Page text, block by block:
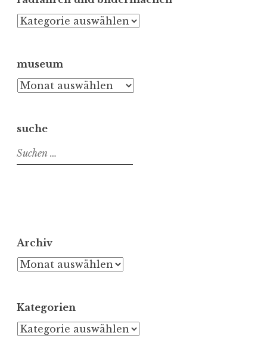
radfahren
museum
museum
suche
Suchen
nach:
Archiv
Archiv
Kategorien
Kategorien